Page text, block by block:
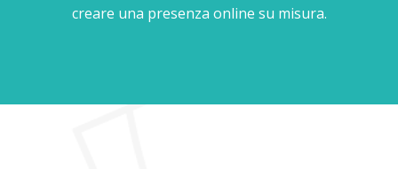
creare una presenza online su misura.